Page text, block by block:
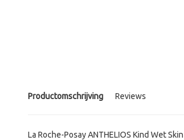
Productomschrijving Reviews
La Roche-Posay ANTHELIOS Kind Wet